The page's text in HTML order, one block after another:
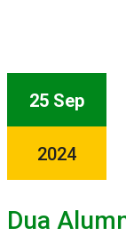
25 Sep
2024
Dua